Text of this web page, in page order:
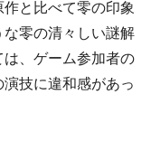
と比べて零の印象
零の清々しい謎解
、ゲーム参加者の
技に違和感があっ